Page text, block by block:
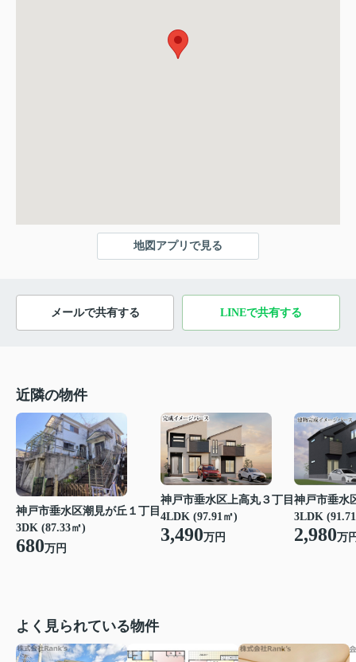
地図アプリで見る
メールで共有する LINEで共有する
近隣の物件
神戸市垂水区潮見が丘１丁目
3DK (87.33㎡)
680万円
神戸市垂水区上高丸３丁目
4LDK (97.91㎡)
3,490万円
神戸市垂水
3LDK
2,980万
よく見られている物件